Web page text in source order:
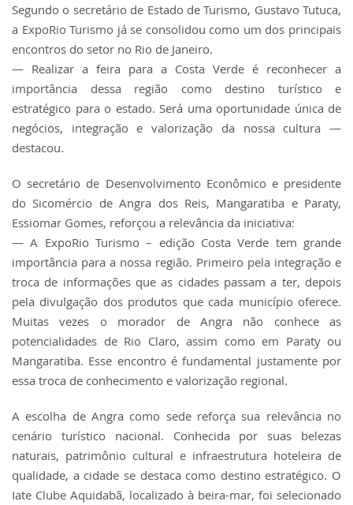
Segundo o secretário de Estado de Turismo, Gustavo Tutuca,
a ExpoRio Turismo já se consolidou como um dos principais
encontros do setor no Rio de Janeiro.
— Realizar a feira para a Costa Verde é reconhecer a
importância dessa região como destino turístico e
estratégico para o estado. Será uma oportunidade única de
negócios, integração e valorização da nossa cultura —
destacou.
O secretário de Desenvolvimento Econômico e presidente
do Sicomércio de Angra dos Reis, Mangaratiba e Paraty,
Essiomar Gomes, reforçou a relevância da iniciativa:
— A ExpoRio Turismo – edição Costa Verde tem grande
importância para a nossa região. Primeiro pela integração e
troca de informações que as cidades passam a ter, depois
pela divulgação dos produtos que cada município oferece.
Muitas vezes o morador de Angra não conhece as
potencialidades de Rio Claro, assim como em Paraty ou
Mangaratiba. Esse encontro é fundamental justamente por
essa troca de conhecimento e valorização regional.
A escolha de Angra como sede reforça sua relevância no
cenário turístico nacional. Conhecida por suas belezas
naturais, patrimônio cultural e infraestrutura hoteleira de
qualidade, a cidade se destaca como destino estratégico. O
Iate Clube Aquidabã, localizado à beira-mar, foi selecionado